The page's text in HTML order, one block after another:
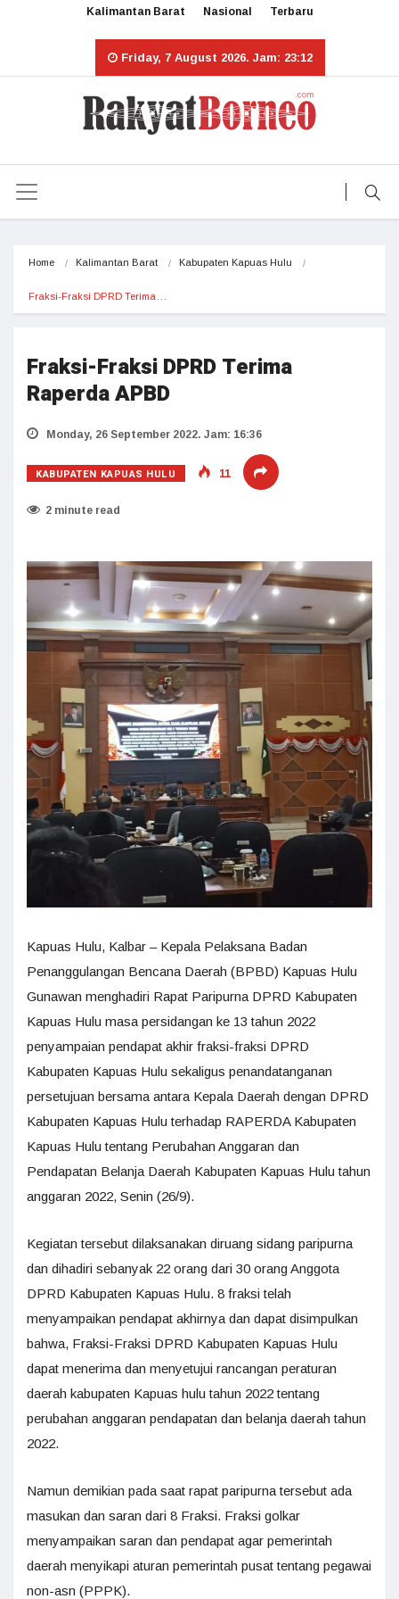
Kalimantan Barat Nasional Terbaru
Friday, 7 August 2026. Jam: 23:12
Home Kalimantan Barat Kabupaten Kapuas Hulu
Fraksi-Fraksi DPRD Terima…
Fraksi-Fraksi DPRD Terima
Raperda APBD
Monday, 26 September 2022. Jam: 16:36
KABUPATEN KAPUAS HULU 11
2 minute read
Kapuas Hulu, Kalbar – Kepala Pelaksana Badan
Penanggulangan Bencana Daerah (BPBD) Kapuas Hulu
Gunawan menghadiri Rapat Paripurna DPRD Kabupaten
Kapuas Hulu masa persidangan ke 13 tahun 2022
penyampaian pendapat akhir fraksi-fraksi DPRD
Kabupaten Kapuas Hulu sekaligus penandatanganan
persetujuan bersama antara Kepala Daerah dengan DPRD
Kabupaten Kapuas Hulu terhadap RAPERDA Kabupaten
Kapuas Hulu tentang Perubahan Anggaran dan
Pendapatan Belanja Daerah Kabupaten Kapuas Hulu tahun
anggaran 2022, Senin (26/9).
Kegiatan tersebut dilaksanakan diruang sidang paripurna
dan dihadiri sebanyak 22 orang dari 30 orang Anggota
DPRD Kabupaten Kapuas Hulu. 8 fraksi telah
menyampaikan pendapat akhirnya dan dapat disimpulkan
bahwa, Fraksi-Fraksi DPRD Kabupaten Kapuas Hulu
dapat menerima dan menyetujui rancangan peraturan
daerah kabupaten Kapuas hulu tahun 2022 tentang
perubahan anggaran pendapatan dan belanja daerah tahun
2022.
Namun demikian pada saat rapat paripurna tersebut ada
masukan dan saran dari 8 Fraksi. Fraksi golkar
menyampaikan saran dan pendapat agar pemerintah
daerah menyikapi aturan pemerintah pusat tentang pegawai
non-asn (PPPK).